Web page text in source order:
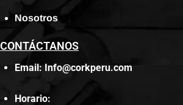
Nosotros
CONTÁCTANOS
Email: Info@corkperu.com
Horario: